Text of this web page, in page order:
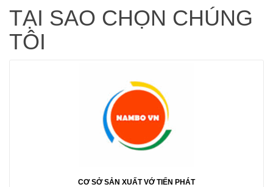
TẠI SAO CHỌN CHÚNG
TÔI
CƠ SỞ SẢN XUẤT VỚ TIẾN PHÁT